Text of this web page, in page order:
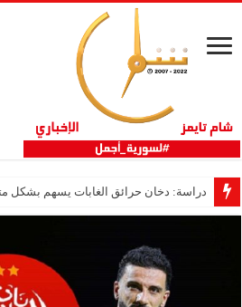
دراسة: دخان حرائق الغابات يسهم بشكل